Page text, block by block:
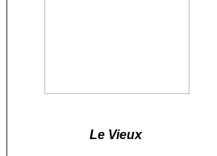
Le Vieux